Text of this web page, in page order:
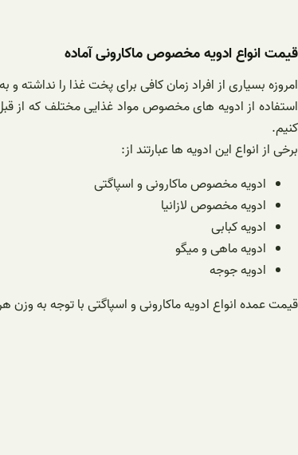
قیمت انواع ادویه مخصوص ماکارونی آماده
امروزه بسیاری از افراد زمان کافی برای پخت غذا را نداشته
استفاده از ادویه های مخصوص مواد غذایی مختلف که از
کنیم.
برخی از انواع این ادویه ها عبارتند از:
ادویه مخصوص ماکارونی و اسپاگتی
ادویه مخصوص لازانیا
ادویه کبابی
ادویه ماهی و میگو
ادویه جوجه
قیمت عمده انواع ادویه ماکارونی و اسپاگتی با توجه